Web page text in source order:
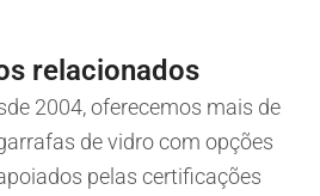
relacionados
2004, oferecemos mais de
de vidro com opções
pelas certificações